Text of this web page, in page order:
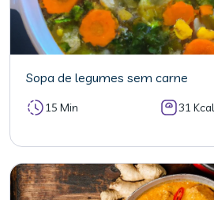
Sopa de legumes sem carne
15 Min 31 Kcal